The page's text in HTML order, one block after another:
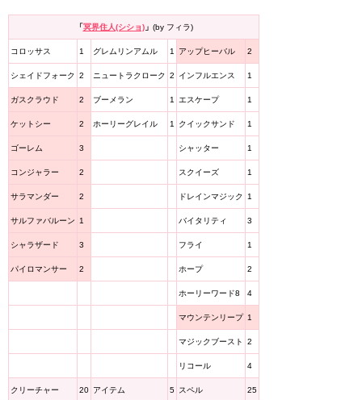
「冥界住人(シショ)」 (by フィラ)
コロッサス 1 グレムリンアムル 1 アップヒーバル 2
シェイドフォーク 2 ニュートラクローク 2 インフルエンス 1
ガスクラウド 2 ブーメラン 1 エスケープ 1
ケットシー 2 ホーリーグレイル 1 クイックサンド 1
ゴーレム 3 シャッター 1
コンジャラー 2 スクイーズ 1
サラマンダー 2 ドレインマジック 1
サルファバルーン 1 バイタリティ 3
シャラザード 3 フライ 1
パイロマンサー 2 ホープ 2
ホーリーワード8 4
マウンテンリープ 1
マジックブースト 2
リコール 4
クリーチャー 20 アイテム 5 スペル 25